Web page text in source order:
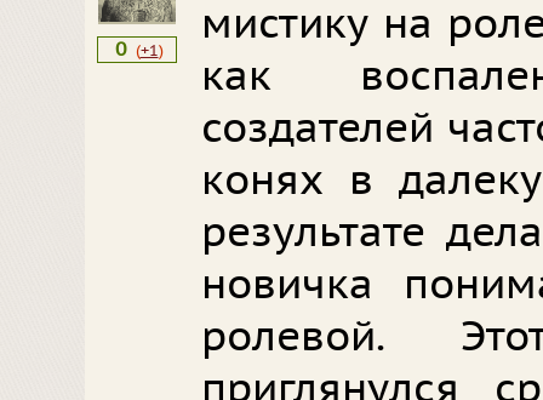
0 (+1)
мистику на
как
создателей
конях в
результате
новичка
ролевой.
приглянулся